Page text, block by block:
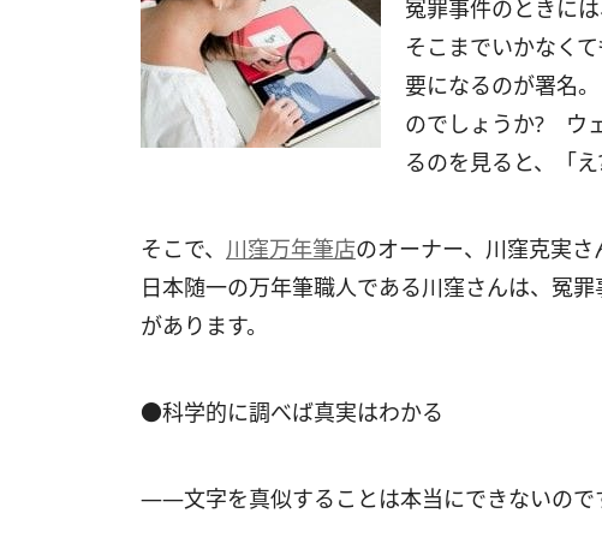
冤罪事件のときに
そこまでいかなく
要になるのが署名
のでしょうか? ウ
るのを見ると、「
そこで、 川窪万年筆店のオーナー、川窪克実さ
日本随一の万年筆職人である川窪さんは、冤
があります。
●科学的に調べば真実はわかる
――文字を真似することは本当にできないので